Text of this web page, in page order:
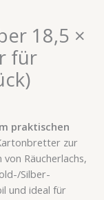
18,5 ×
für
praktischen
zur
Räucherlachs,
Silber-
und ideal für